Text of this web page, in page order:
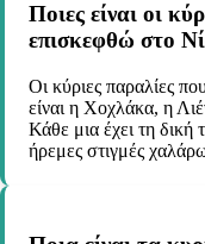
Ποιες είναι οι
επισκεφθώ στο
Οι κύριες παραλίες
είναι η Χοχλάκα, η
Κάθε μια έχει τη δική
ήρεμες στιγμές